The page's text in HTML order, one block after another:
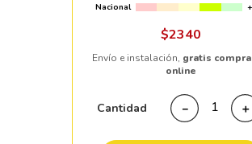
Nacional
$2340
Envío e instalación, gratis
online
Cantidad ＋
－